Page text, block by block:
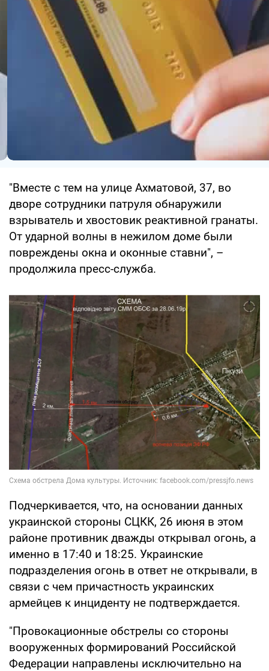
"Вместе с тем на улице Ахматовой, 37, во
дворе сотрудники патруля обнаружили
взрыватель и хвостовик реактивной гранаты.
От ударной волны в нежилом доме были
повреждены окна и оконные ставни", –
продолжила пресс-служба.
Подчеркивается, что, на основании данных
украинской стороны СЦКК, 26 июня в этом
районе противник дважды открывал огонь, а
именно в 17:40 и 18:25. Украинские
подразделения огонь в ответ не открывали, в
связи с чем причастность украинских
армейцев к инциденту не подтверждается.
"Провокационные обстрелы со стороны
вооруженных формирований Российской
Федерации направлены исключительно на